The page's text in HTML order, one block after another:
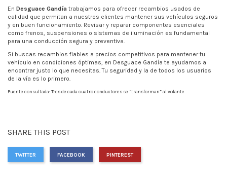
En Desguace Gandía trabajamos para ofrecer recambios usados de
calidad que permitan a nuestros clientes mantener sus vehículos seguros
y en buen funcionamiento. Revisar y reparar componentes esenciales
como frenos, suspensiones o sistemas de iluminación es fundamental
para una conducción segura y preventiva.
Si buscas recambios fiables a precios competitivos para mantener tu
vehículo en condiciones óptimas, en Desguace Gandía te ayudamos a
encontrar justo lo que necesitas. Tu seguridad y la de todos los usuarios
de la vía es lo primero.
Fuente consultada:Tres de cada cuatro conductores se “transforman” al volante
SHARE THIS POST
TWITTER FACEBOOK PINTEREST